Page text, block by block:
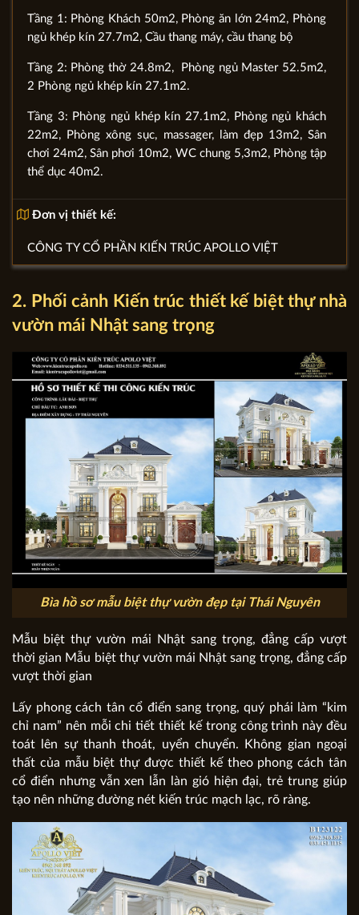
Tầng 1: Phòng Khách 50m2, Phòng ăn lớn 24m2, Phòng
ngủ khép kín 27.7m2, Cầu thang máy, cầu thang bộ
Tầng 2: Phòng thờ 24.8m2, Phòng ngủ Master 52.5m2,
2 Phòng ngủ khép kín 27.1m2.
Tầng 3: Phòng ngủ khép kín 27.1m2, Phòng ngủ khách
22m2, Phòng xông sục, massager, làm đẹp 13m2, Sân
chơi 24m2, Sân phơi 10m2, WC chung 5,3m2, Phòng tập
thể dục 40m2.
Đơn vị thiết kế:
CÔNG TY CỔ PHẦN KIẾN TRÚC APOLLO VIỆT
2. Phối cảnh Kiến trúc thiết kế biệt thự nhà
vườn mái Nhật sang trọng
Bìa hồ sơ mẫu biệt thự vườn đẹp tại Thái Nguyên
Mẫu biệt thự vườn mái Nhật sang trọng, đẳng cấp vượt
thời gian Mẫu biệt thự vườn mái Nhật sang trọng, đẳng cấp
vượt thời gian
Lấy phong cách tân cổ điển sang trọng, quý phái làm “kim
chỉ nam” nên mỗi chi tiết thiết kế trong công trình này đều
toát lên sự thanh thoát, uyển chuyển. Không gian ngoại
thất của mẫu biệt thự được thiết kế theo phong cách tân
cổ điển nhưng vẫn xen lẫn làn gió hiện đại, trẻ trung giúp
tạo nên những đường nét kiến trúc mạch lạc, rõ ràng.